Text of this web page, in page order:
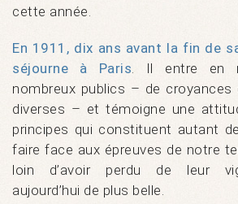
cette année.
En 1911, dix ans avant la fin de sa
séjourne à Paris. Il entre en
nombreux publics – de
diverses – et témoigne une
principes qui constituent autant
faire face aux épreuves de notre
loin d’avoir perdu de leur
aujourd’hui de plus belle.